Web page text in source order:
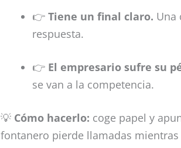
👉 Tiene un final claro. Una
respuesta.
👉 El empresario sufre su
se van a la competencia.
💡 Cómo hacerlo: coge papel y
fontanero pierde llamadas